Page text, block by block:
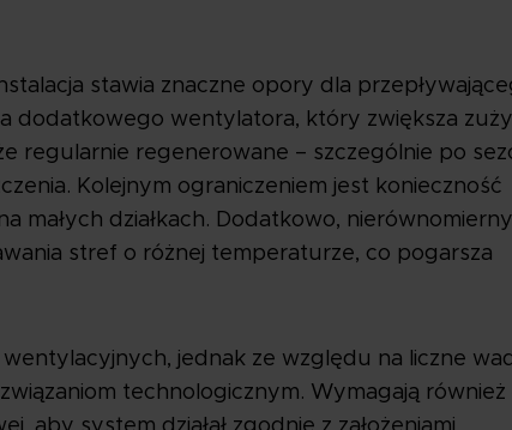
stawia znaczne opory dla
dodatkowego wentylatora, który zwiększa
regularnie regenerowane – szczególnie po
Kolejnym ograniczeniem jest konieczność
działkach. Dodatkowo, nierównomierny
stref o różnej temperaturze, co pogarsza
jednak ze względu na liczne
technologicznym. Wymagają również